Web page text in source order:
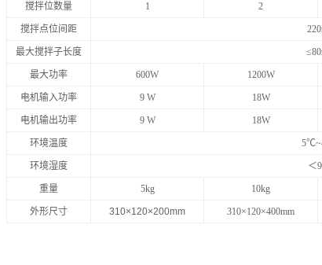
搅拌位数量 1 2
搅拌点位间距
最大搅拌子长度
最大功率 600W 1200W
电机输入功率 9 W 18W
电机输出功率 9 W 18W
环境温度
环境湿度 ＜
重量 5kg 10kg
外形尺寸 310×120×200mm 310×120×400mm